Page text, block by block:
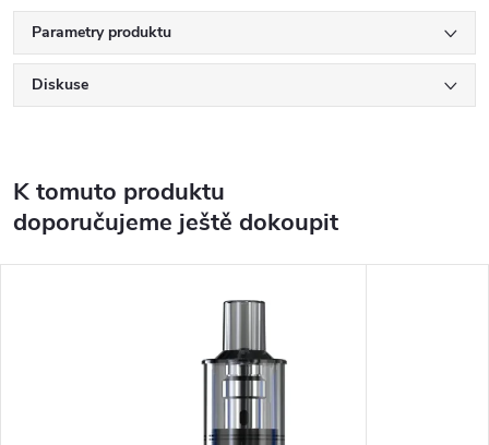
Parametry produktu
Diskuse
K tomuto produktu
doporučujeme ještě dokoupit